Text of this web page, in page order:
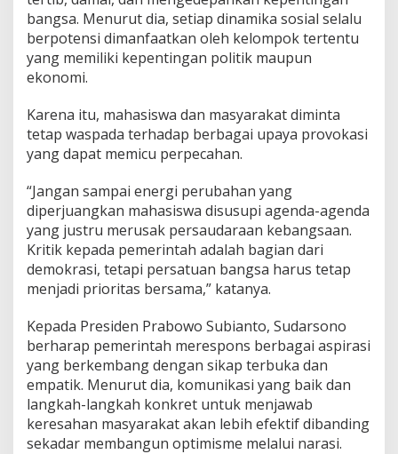
bangsa. Menurut dia, setiap dinamika sosial selalu
berpotensi dimanfaatkan oleh kelompok tertentu
yang memiliki kepentingan politik maupun
ekonomi.
Karena itu, mahasiswa dan masyarakat diminta
tetap waspada terhadap berbagai upaya provokasi
yang dapat memicu perpecahan.
“Jangan sampai energi perubahan yang
diperjuangkan mahasiswa disusupi agenda-agenda
yang justru merusak persaudaraan kebangsaan.
Kritik kepada pemerintah adalah bagian dari
demokrasi, tetapi persatuan bangsa harus tetap
menjadi prioritas bersama,” katanya.
Kepada Presiden Prabowo Subianto, Sudarsono
berharap pemerintah merespons berbagai aspirasi
yang berkembang dengan sikap terbuka dan
empatik. Menurut dia, komunikasi yang baik dan
langkah-langkah konkret untuk menjawab
keresahan masyarakat akan lebih efektif dibanding
sekadar membangun optimisme melalui narasi.